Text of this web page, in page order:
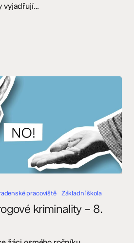
vyjadřují…
pracoviště Základní škola
kriminality – 8.